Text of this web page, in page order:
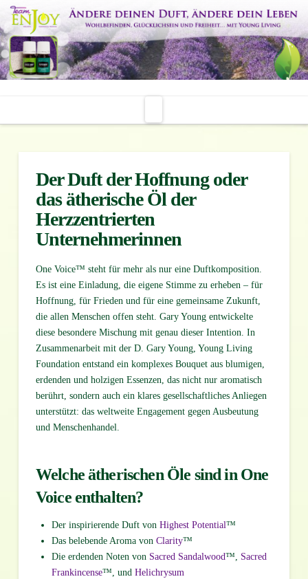
Der Duft der Hoffnung oder
das ätherische Öl der
Herzzentrierten
Unternehmerinnen
One Voice™ steht für mehr als nur eine Duftkomposition.
Es ist eine Einladung, die eigene Stimme zu erheben – für
Hoffnung, für Frieden und für eine gemeinsame Zukunft,
die allen Menschen offen steht. Gary Young entwickelte
diese besondere Mischung mit genau dieser Intention. In
Zusammenarbeit mit der D. Gary Young, Young Living
Foundation entstand ein komplexes Bouquet aus blumigen,
erdenden und holzigen Essenzen, das nicht nur aromatisch
berührt, sondern auch ein klares gesellschaftliches Anliegen
unterstützt: das weltweite Engagement gegen Ausbeutung
und Menschenhandel.
Welche ätherischen Öle sind in One
Voice enthalten?
Der inspirierende Duft vonHighest Potential™
Das belebende Aroma vonClarity™
Die erdenden Noten von Sacred Sandalwood™, Sacred
Frankincense™, undHelichrysum